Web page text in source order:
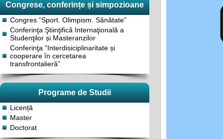
Congrese, conferințe și simpozioane
Congres “Sport. Olimpism. Sănătate”
Conferinţa Ştiinţifică Internaţională a
Studenţilor și Masteranzilor
Conferinţa “Interdisiciplinaritate și
cooperare în cercetarea
transfrontalieră”
Programe de Studii
Licență
Master
Doctorat